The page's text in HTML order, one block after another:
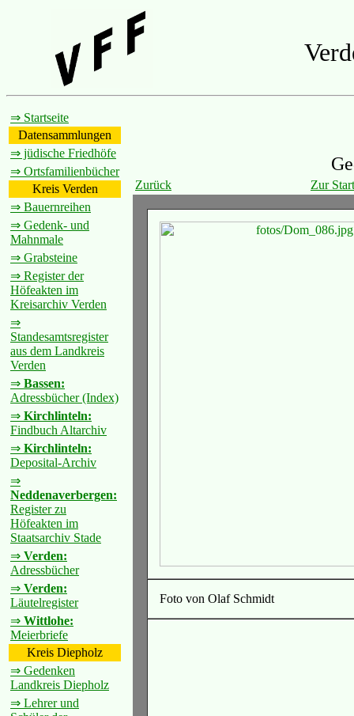
⇒ Startseite
Datensammlungen
⇒ jüdische Friedhöfe
⇒ Ortsfamilienbücher
Kreis Verden
⇒ Bauernreihen
⇒ Gedenk- und
Mahnmale
⇒ Grabsteine
⇒ Register der
Höfeakten im
Kreisarchiv Verden
⇒
Standesamtsregister
aus dem Landkreis
Verden
⇒ Bassen:
Adressbücher (Index)
⇒ Kirchlinteln:
Findbuch Altarchiv
⇒ Kirchlinteln:
Deposital-Archiv
⇒
Neddenaverbergen:
Register zu
Höfeakten im
Staatsarchiv Stade
⇒ Verden:
Adressbücher
⇒ Verden:
Läutelregister
⇒ Wittlohe:
Meierbriefe
Kreis Diepholz
⇒ Gedenken
Landkreis Diepholz
⇒ Lehrer und
Zurück Zur
Foto von Olaf Schmidt